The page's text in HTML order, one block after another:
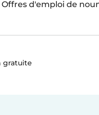
Offres d'emploi de
gratuite